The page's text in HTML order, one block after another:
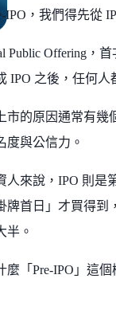
IPO，我們得先從
Public Offering，
IPO 之後，任何
市的原因通常有幾
度與公信力。
人來說，IPO 則是
牌首日」才買得
半。
麼「Pre-IPO」這